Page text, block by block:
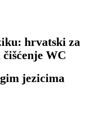
hrvatski za
WC
jezicima